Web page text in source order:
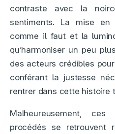
contraste avec la
sentiments. La mise
comme il faut et la
qu’harmoniser un peu
des acteurs crédibles
conférant la justesse
rentrer dans cette histoire
Malheureusement,
procédés se retrouvent